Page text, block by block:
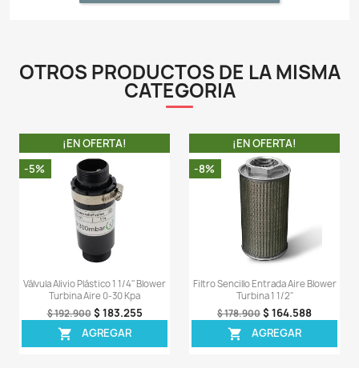
- Esta bomba de aire funciona con un motor
y genera una ventilación de agua constante.
- El aireador está equipado con pies de goma
- Ahorro de energía, silencioso.
- Este dispositivo NO tiene control de flujo.
- Alta presión, hecho para trabajar en lagos,
de 1 metro de profundidad.
- Doble cámara de aire, sistema avanzado de
que garantiza volumen y presión estables.
- El compresor está diseñado para funcionar: 24
la semana.
LA COMPRA INCLUYE: